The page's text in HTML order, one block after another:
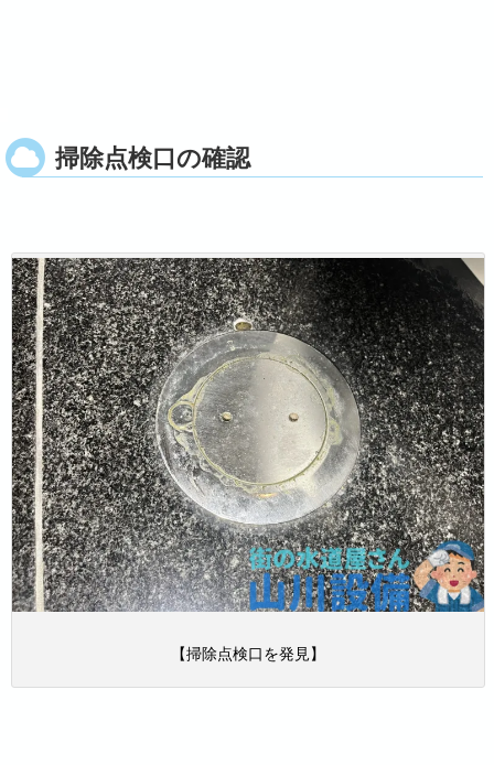
掃除点検口の確認
【掃除点検口を発見】